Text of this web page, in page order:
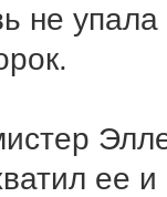
не упала
ее